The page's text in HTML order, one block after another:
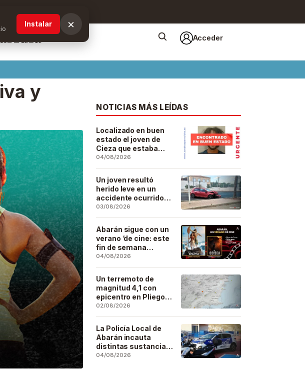
Acceder
y
NOTICIAS MÁS LEÍDAS
Localizado en buen
estado el joven de
Cieza que estaba
desaparecido desde
el pasado 29 de julio
04/08/2026
Un joven resultó
herido leve en un
accidente ocurrido
este lunes en la
barriada de San José
Artesano
03/08/2026
Abarán sigue con un
verano ‘de cine: este
fin de semana
Vaiana… y después,
La Odisea
04/08/2026
Un terremoto de
magnitud 4,1 con
epicentro en Pliego
se deja sentir en
buena parte de la
región
02/08/2026
La Policía Local de
Abarán incauta
distintas sustancias
estupefacientes en
04/08/2026
Instalar ×